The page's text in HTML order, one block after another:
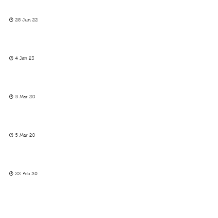
28 Jun 22
4 Jan 23
5 Mar 20
5 Mar 20
22 Feb 20